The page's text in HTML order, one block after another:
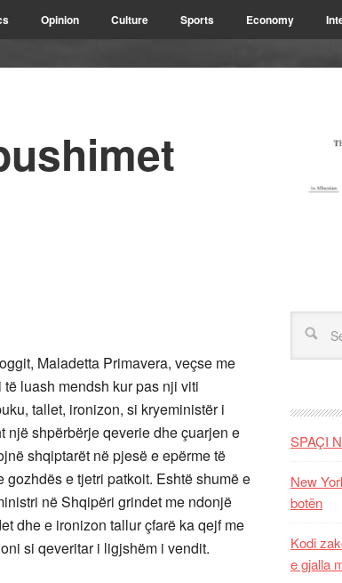
Opinion Culture Sports Economy
Maladetta Primavera, veçse me
luash mendsh kur pas nji viti
tallet, ironizon, si kryeministër i
një shpërbërje qeverie dhe çuarjen e
shqiptarët në pjesë e epërme të
e tjetri patkoit. Eshtë shumë e
në Shqipëri grindet me ndonjë
dhe e ironizon tallur çfarë ka qejf me
si qeveritar i ligjshëm i vendit.
SPAÇI
New
botën
Kodi
e gjalla